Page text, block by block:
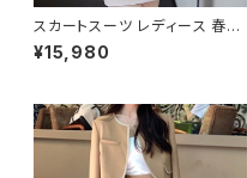
スカートスーツ レディース 春夏
秋冬 春 夏 秋 冬 黒 スーツ 上
下セット 2点セット スーツスカー
ジャケット セットアップ タイト ロ
ング スカートスーツ オフィス ス
カート ショートスカート タイトス
カート OL オフィスカジュアル
¥15,980